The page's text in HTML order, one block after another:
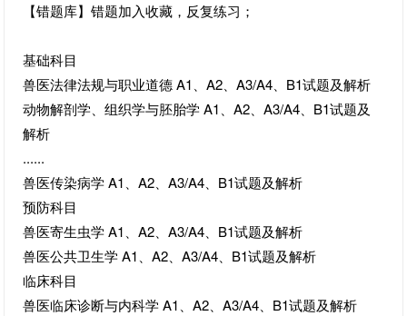
【错题库】错题加入收藏，反复练习；
基础科目
兽医法律法规与职业道德 A1、A2、A3/A4、B1试题及解析
动物解剖学、组织学与胚胎学 A1、A2、A3/A4、B1试题及
解析
......
兽医传染病学 A1、A2、A3/A4、B1试题及解析
预防科目
兽医寄生虫学 A1、A2、A3/A4、B1试题及解析
兽医公共卫生学 A1、A2、A3/A4、B1试题及解析
临床科目
兽医临床诊断与内科学 A1、A2、A3/A4、B1试题及解析